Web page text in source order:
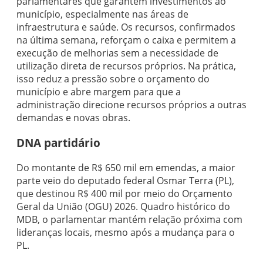
município, especialmente nas áreas de
infraestrutura e saúde. Os recursos, confirmados
na última semana, reforçam o caixa e permitem a
execução de melhorias sem a necessidade de
utilização direta de recursos próprios. Na prática,
isso reduz a pressão sobre o orçamento do
município e abre margem para que a
administração direcione recursos próprios a outras
demandas e novas obras.
DNA partidário
Do montante de R$ 650 mil em emendas, a maior
parte veio do deputado federal Osmar Terra (PL),
que destinou R$ 400 mil por meio do Orçamento
Geral da União (OGU) 2026. Quadro histórico do
MDB, o parlamentar mantém relação próxima com
lideranças locais, mesmo após a mudança para o
PL.